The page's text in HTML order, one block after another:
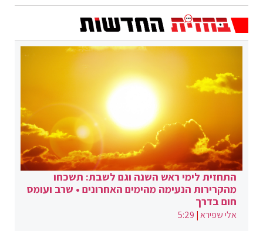
התחזית לימי ראש השנה וגם לשבת: תשכחו
מהקרירות הנעימה מהימים האחרונים • שרב ועומס
חום בדרך
אלי שפירא|
5:29